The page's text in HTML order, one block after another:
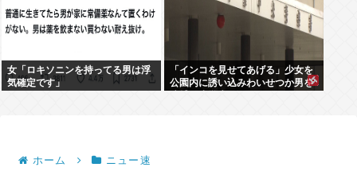
女「ロキソニンを持ってる男は浮
気確定です」
「インコを見せてあげる」少女を
公園内に誘い込みわいせつか男を
ホーム ニュー速